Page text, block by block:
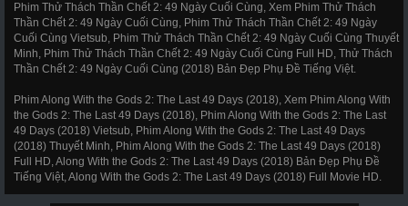
Phim Thử Thách Thần Chết 2: 49 Ngày Cuối Cùng, Xem Phim Thử Thách
Thần Chết 2: 49 Ngày Cuối Cùng, Phim Thử Thách Thần Chết 2: 49 Ngày
Cuối Cùng Vietsub, Phim Thử Thách Thần Chết 2: 49 Ngày Cuối Cùng Thuyết
Minh, Phim Thử Thách Thần Chết 2: 49 Ngày Cuối Cùng Full HD, Thử Thách
Thần Chết 2: 49 Ngày Cuối Cùng (2018) Bản Đẹp Phụ Đề Tiếng Việt.
Phim Along With the Gods 2: The Last 49 Days (2018), Xem Phim Along With
the Gods 2: The Last 49 Days (2018), Phim Along With the Gods 2: The Last
49 Days (2018) Vietsub, Phim Along With the Gods 2: The Last 49 Days
(2018) Thuyết Minh, Phim Along With the Gods 2: The Last 49 Days (2018)
Full HD, Along With the Gods 2: The Last 49 Days (2018) Bản Đẹp Phụ Đề
Tiếng Việt, Along With the Gods 2: The Last 49 Days (2018) Full Movie HD.